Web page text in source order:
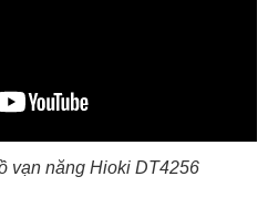
vạn năng Hioki DT4256